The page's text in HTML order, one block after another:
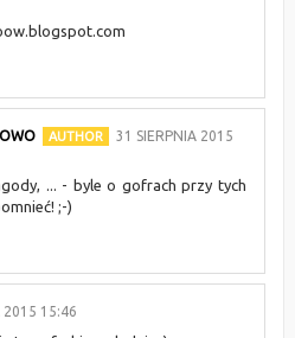
31 SIERPNIA 2015
... - byle o gofrach przy tych
;-)
2015 15:46